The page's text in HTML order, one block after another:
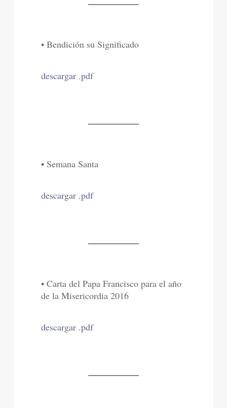
• Bendición su Significado
descargar .pdf
• Semana Santa
descargar .pdf
• Carta del Papa Francisco para el año
de la Misericordia 2016
descargar .pdf